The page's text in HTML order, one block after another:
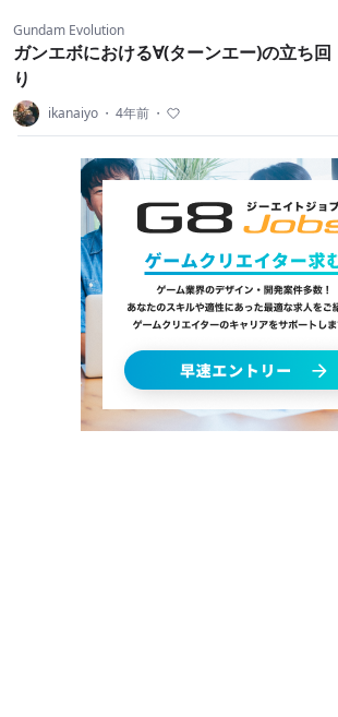
Gundam Evolution
ガンエボにおける∀(ターンエー)の立ち回
り
ikanaiyo ・ 4年前 ・